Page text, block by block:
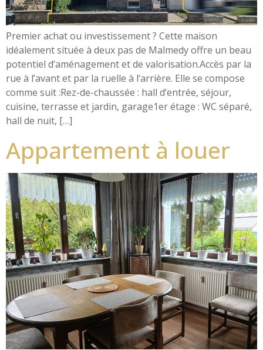
Premier achat ou investissement ? Cette maison
idéalement située à deux pas de Malmedy offre un beau
potentiel d’aménagement et de valorisation.Accès par la
rue à l’avant et par la ruelle à l’arrière. Elle se compose
comme suit :Rez-de-chaussée : hall d’entrée, séjour,
cuisine, terrasse et jardin, garage1er étage : WC séparé,
hall de nuit, […]
Appartement à louer